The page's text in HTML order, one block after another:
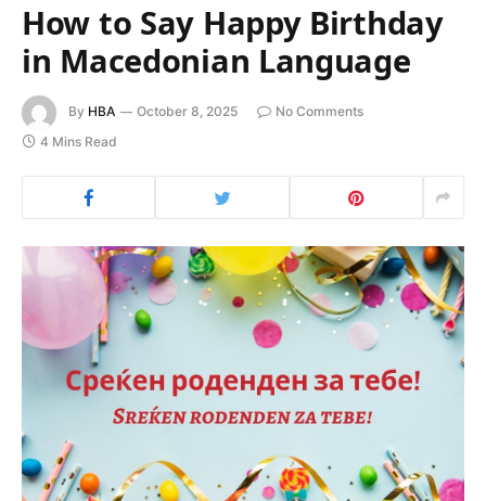
How to Say Happy Birthday
in Macedonian Language
By HBA October 8, 2025
No Comments
4 Mins Read